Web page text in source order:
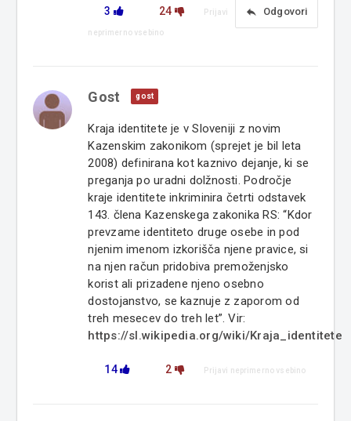
3 24 reply Odgovori
Prijavi
neprimerno vsebino
Gost gost
Kraja identitete je v Sloveniji z novim
Kazenskim zakonikom (sprejet je bil leta
2008) definirana kot kaznivo dejanje, ki se
preganja po uradni dolžnosti. Področje
kraje identitete inkriminira četrti odstavek
143. člena Kazenskega zakonika RS: “Kdor
prevzame identiteto druge osebe in pod
njenim imenom izkorišča njene pravice, si
na njen račun pridobiva premoženjsko
korist ali prizadene njeno osebno
dostojanstvo, se kaznuje z zaporom od
treh mesecev do treh let”. Vir:
https://sl.wikipedia.org/wiki/Kraja_identitete
14 2 Prijavi neprimerno vsebino